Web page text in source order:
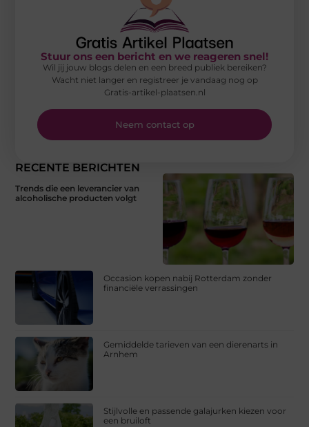
RECENTE BERICHTEN
Trends die een leverancier van
alcoholische producten volgt
Occasion kopen nabij Rotterdam zonder
financiële verrassingen
Gemiddelde tarieven van een dierenarts in
Arnhem
Stijlvolle en passende galajurken kiezen voor
een bruiloft
Stuur ons een bericht en we reageren snel!
Wil jij jouw blogs delen en een breed publiek bereiken?
Wacht niet langer en registreer je vandaag nog op
Gratis-artikel-plaatsen.nl
Neem contact op